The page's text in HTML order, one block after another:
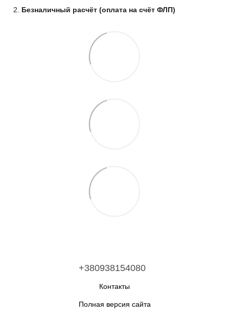
Безналичный расчёт (оплата на счёт ФЛП)
+380938154080
Контакты
Полная версия сайта